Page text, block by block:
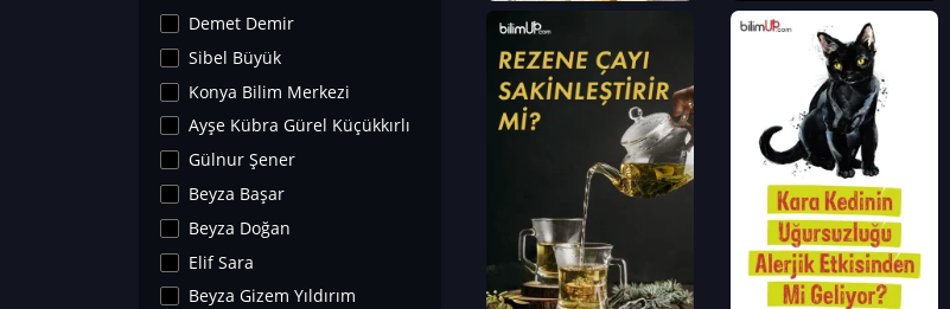
Astronomi ve Uzay
Noroloji
Matematik
Teknoloji
İklim Değişikliği
Arkeoloji
Kültür&Sanat
Yaşam Tavsiyeleri
Merakoloji
Demet Demir
Sibel Büyük
Konya Bilim Merkezi
Ayşe Kübra Gürel Küçükkırlı
Gülnur Şener
Beyza Başar
Beyza Doğan
Elif Sara
Beyza Gizem Yıldırım